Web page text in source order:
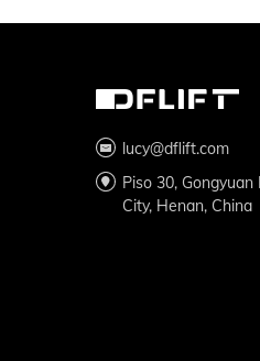
lucy@dflift.com
Piso 30, Gongyuan
City, Henan, China